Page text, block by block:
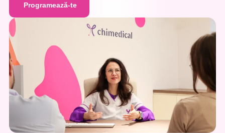
Programează-te
Programează-te